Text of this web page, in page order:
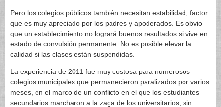
Pero los colegios públicos también necesitan estabilidad, factor
que es muy apreciado por los padres y apoderados. Es obvio
que un establecimiento no logrará buenos resultados si vive en
estado de convulsión permanente. No es posible elevar la
calidad si las clases están suspendidas.
La experiencia de 2011 fue muy costosa para numerosos
colegios municipales que permanecieron paralizados por varios
meses, en el marco de un conflicto en el que los estudiantes
secundarios marcharon a la zaga de los universitarios, sin